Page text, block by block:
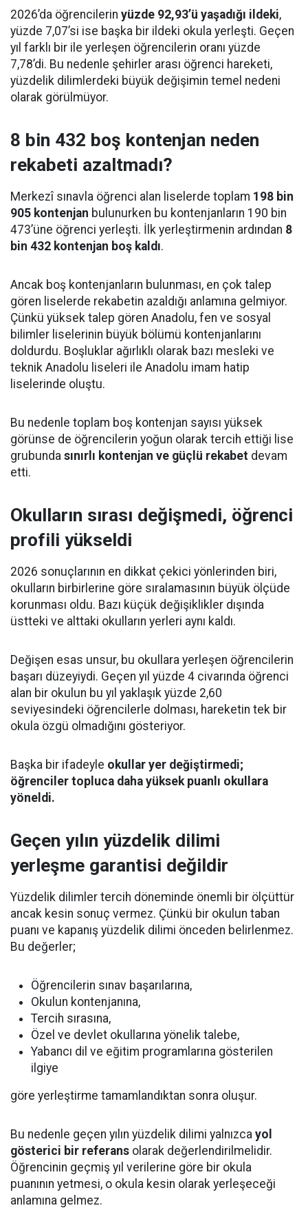
2026’da öğrencilerin yüzde 92,93’ü yaşadığı ildeki,
yüzde 7,07’si ise başka bir ildeki okula yerleşti. Geçen
yıl farklı bir ile yerleşen öğrencilerin oranı yüzde
7,78’di. Bu nedenle şehirler arası öğrenci hareketi,
yüzdelik dilimlerdeki büyük değişimin temel nedeni
olarak görülmüyor.
8 bin 432 boş kontenjan neden
rekabeti azaltmadı?
Merkezî sınavla öğrenci alan liselerde toplam 198 bin
905 kontenjan bulunurken bu kontenjanların 190 bin
473’üne öğrenci yerleşti. İlk yerleştirmenin ardından 8
bin 432 kontenjan boş kaldı.
Ancak boş kontenjanların bulunması, en çok talep
gören liselerde rekabetin azaldığı anlamına gelmiyor.
Çünkü yüksek talep gören Anadolu, fen ve sosyal
bilimler liselerinin büyük bölümü kontenjanlarını
doldurdu. Boşluklar ağırlıklı olarak bazı mesleki ve
teknik Anadolu liseleri ile Anadolu imam hatip
liselerinde oluştu.
Bu nedenle toplam boş kontenjan sayısı yüksek
görünse de öğrencilerin yoğun olarak tercih ettiği lise
grubunda sınırlı kontenjan ve güçlü rekabet devam
etti.
Okulların sırası değişmedi, öğrenci
profili yükseldi
2026 sonuçlarının en dikkat çekici yönlerinden biri,
okulların birbirlerine göre sıralamasının büyük ölçüde
korunması oldu. Bazı küçük değişiklikler dışında
üstteki ve alttaki okulların yerleri aynı kaldı.
Değişen esas unsur, bu okullara yerleşen öğrencilerin
başarı düzeyiydi. Geçen yıl yüzde 4 civarında öğrenci
alan bir okulun bu yıl yaklaşık yüzde 2,60
seviyesindeki öğrencilerle dolması, hareketin tek bir
okula özgü olmadığını gösteriyor.
Başka bir ifadeyle okullar yer değiştirmedi;
öğrenciler topluca daha yüksek puanlı okullara
yöneldi.
Geçen yılın yüzdelik dilimi
yerleşme garantisi değildir
Yüzdelik dilimler tercih döneminde önemli bir ölçüttür
ancak kesin sonuç vermez. Çünkü bir okulun taban
puanı ve kapanış yüzdelik dilimi önceden belirlenmez.
Bu değerler;
Öğrencilerin sınav başarılarına,
Okulun kontenjanına,
Tercih sırasına,
Özel ve devlet okullarına yönelik talebe,
Yabancı dil ve eğitim programlarına gösterilen
ilgiye
göre yerleştirme tamamlandıktan sonra oluşur.
Bu nedenle geçen yılın yüzdelik dilimi yalnızca yol
gösterici bir referans olarak değerlendirilmelidir.
Öğrencinin geçmiş yıl verilerine göre bir okula
puanının yetmesi, o okula kesin olarak yerleşeceği
anlamına gelmez.